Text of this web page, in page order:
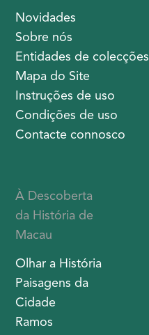
Novidades
Sobre nós
Entidades de colecções
Mapa do Site
Instruções de uso
Condições de uso
Contacte connosco
À Descoberta
da História de
Macau
Olhar a História
Paisagens da
Cidade
Ramos